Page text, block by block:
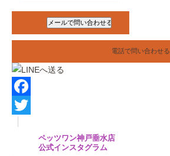
電話で問い合わせる
F
ペッツワン神戸垂水店
公式インスタグラム